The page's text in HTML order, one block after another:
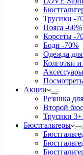
Трусики -
Пояса -60%
Корсеты -
Боди -70%
Одежда
Колготки
Акции
Резинка
Второй
Трусики
Бюстгальтеры